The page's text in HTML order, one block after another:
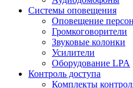
Системы оповещения
Оповещение
Громкоговорители
Звуковые колонки
Усилители
Оборудование LPA
Контроль доступа
Комплекты